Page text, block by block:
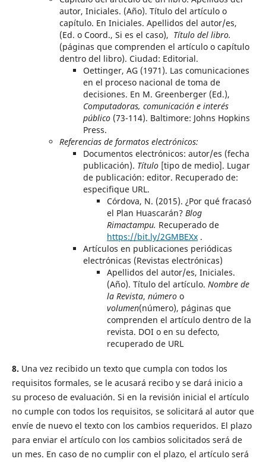
autor, Iniciales. (Año). Título del artículo o
capítulo. En Iniciales. Apellidos del autor/es,
(Ed. o Coord., Si es el caso), Título del libro.
(páginas que comprenden el artículo o capítulo
dentro del libro). Ciudad: Editorial.
Oettinger, AG (1971). Las comunicaciones
en el proceso nacional de toma de
decisiones. En M. Greenberger (Ed.),
Computadoras, comunicación e interés
público (73-114). Baltimore: Johns Hopkins
Press.
Referencias de formatos electrónicos:
Documentos electrónicos: autor/es (fecha
publicación). Título[tipo de medio]. Lugar
de publicación: editor. Recuperado de:
especifique URL.
Córdova, N. (2015). ¿Por qué fracasó
el Plan Huascarán? Blog
Rimactampu. Recuperado de
https://bit.ly/2GMBEXx.
Artículos en publicaciones periódicas
electrónicas (Revistas electrónicas)
Apellidos del autor/es, Iniciales.
(Año). Título del artículo. Nombre de
la Revista, númeroo
volumen(número), páginas que
comprenden el artículo dentro de la
revista. DOI o en su defecto,
recuperado de URL
8. Una vez recibido un texto que cumpla con todos los
requisitos formales, se le acusará recibo y se dará inicio a
su proceso de evaluación. Si en la revisión inicial el artículo
no cumple con todos los requisitos, se solicitará al autor que
envíe de nuevo el texto con los cambios requeridos. El plazo
para enviar el artículo con los cambios solicitados será de
un mes. En caso de no cumplir con el plazo, el artículo será